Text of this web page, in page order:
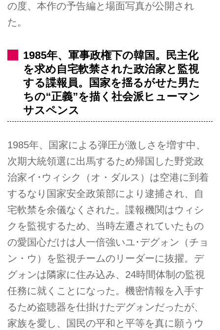
の度、本作の予告編と場面写真が公開され
た。
1985年、軍事政権下の韓国。民主化
を求め自宅軟禁された政治家と監視
する諜報員。国家を揺るがせた男た
ちの“正義”を描く社会派ヒューマン
サスペンス
1985年、国家による弾圧が激しさを増す中、
次期大統領選に出馬するため帰国した野党政
治家イ･ウィシク（オ・ダルス）は空港に到着
するなり国家安全政策部により逮捕され、自
宅軟禁を余儀なくされた。諜報機関はウィシ
クを監視するため、当時左遷されていたもの
の愛国心だけは人一倍強いユ･デグォン（チョ
ン・ウ）を監視チームのリーダーに抜擢。デ
グォンは隣家に住み込み、24時間体制の監視
任務に就くことになった。機密情報を入手す
るため盗聴器を仕掛けたデグォンだったが、
家族を愛し、国民の平和と平等を真に願うウ